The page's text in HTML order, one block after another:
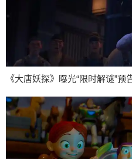
《大唐妖探》曝光“限时解谜”